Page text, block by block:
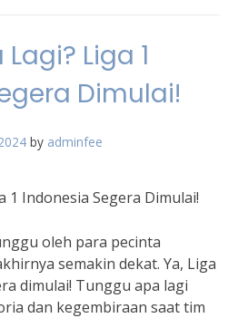
Liga 1
Dimulai!
by adminfee
1 Indonesia Segera Dimulai!
oleh para pecinta
semakin dekat. Ya, Liga
dimulai! Tunggu apa lagi
dan kegembiraan saat tim